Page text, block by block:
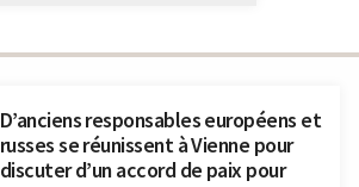
D’anciens responsables européens et
russes se réunissent à Vienne pour
discuter d’un accord de paix pour